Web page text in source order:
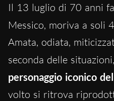
Il 13 luglio di 70 anni
Messico, moriva a soli
Amata, odiata,
seconda delle
personaggio iconico
volto si ritrova